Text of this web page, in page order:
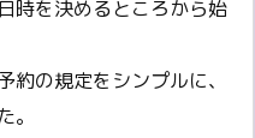
時を決めるところから始
の規定をシンプルに、